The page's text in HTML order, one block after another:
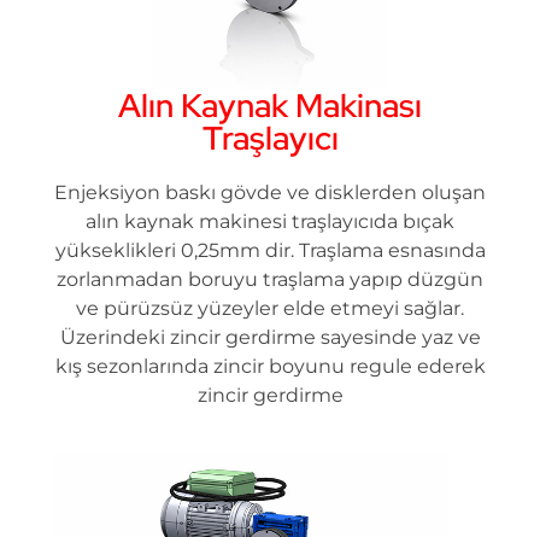
Alın Kaynak Makinası
Traşlayıcı
Enjeksiyon baskı gövde ve disklerden oluşan
alın kaynak makinesi traşlayıcıda bıçak
yükseklikleri 0,25mm dir. Traşlama esnasında
zorlanmadan boruyu traşlama yapıp düzgün
ve pürüzsüz yüzeyler elde etmeyi sağlar.
Üzerindeki zincir gerdirme sayesinde yaz ve
kış sezonlarında zincir boyunu regule ederek
zincir gerdirme